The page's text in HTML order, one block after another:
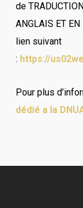
de
ANGLAIS ET
lien suivant
: https://
Pour plus
dédié a la